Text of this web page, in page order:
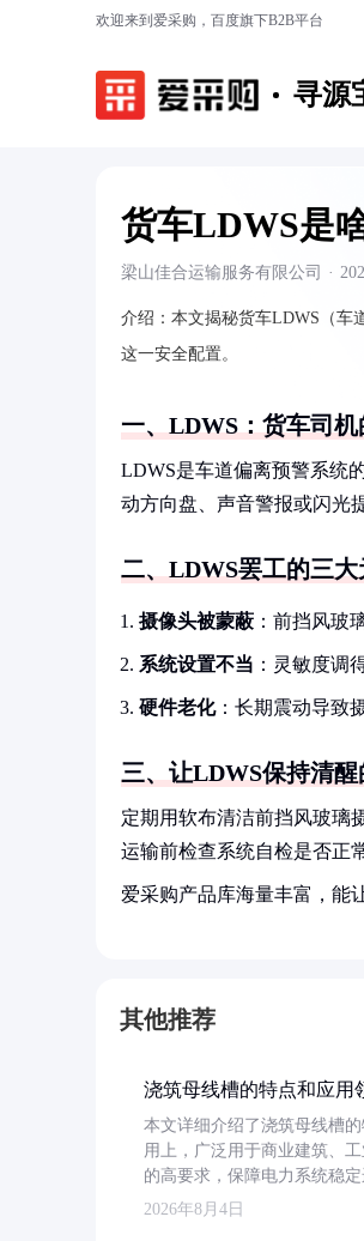
欢迎来到爱采购，百度旗下B2B平台
寻源
货车LDWS是
梁山佳合运输服务有限公司 ·
介绍： 本文揭秘货车LDWS（车
这一安全配置。
一、LDWS：货车司
LDWS是车道偏离预警系统
动方向盘、声音警报或闪光
二、LDWS罢工的三大
摄像头被蒙蔽 ：前挡风玻
系统设置不当 ：灵敏度调
硬件老化：长期震动导致
三、让LDWS保持清醒
定期用软布清洁前挡风玻璃
运输前检查系统自检是否正
爱采购产品库海量丰富，能
其他推荐
浇筑母线槽的特点和应用
本文详细介绍了浇筑母线槽
用上，广泛用于商业建筑、
的高要求，保障电力系统稳定
2026年8月4日